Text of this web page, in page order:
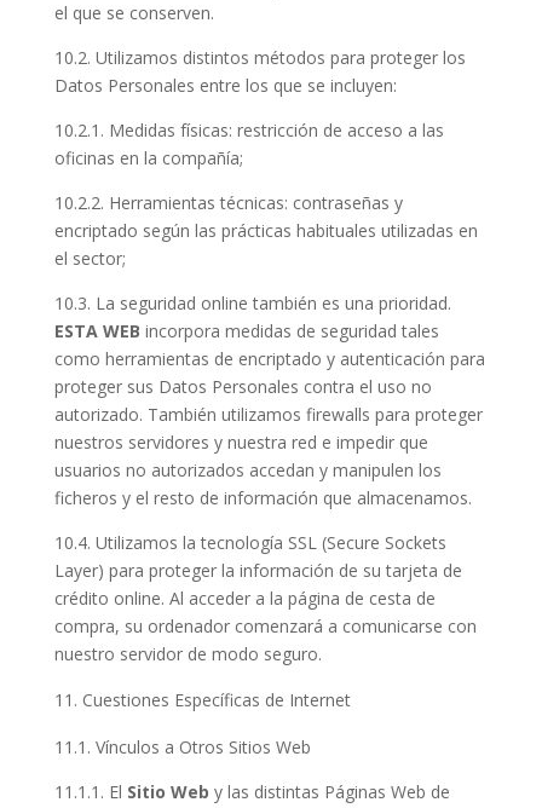
el que se conserven.
10.2. Utilizamos distintos métodos para proteger los
Datos Personales entre los que se incluyen:
10.2.1. Medidas físicas: restricción de acceso a las
oficinas en la compañía;
10.2.2. Herramientas técnicas: contraseñas y
encriptado según las prácticas habituales utilizadas en
el sector;
10.3. La seguridad online también es una prioridad.
ESTA WEB incorpora medidas de seguridad tales
como herramientas de encriptado y autenticación para
proteger sus Datos Personales contra el uso no
autorizado. También utilizamos firewalls para proteger
nuestros servidores y nuestra red e impedir que
usuarios no autorizados accedan y manipulen los
ficheros y el resto de información que almacenamos.
10.4. Utilizamos la tecnología SSL (Secure Sockets
Layer) para proteger la información de su tarjeta de
crédito online. Al acceder a la página de cesta de
compra, su ordenador comenzará a comunicarse con
nuestro servidor de modo seguro.
Cuestiones Específicas de Internet
11.1. Vínculos a Otros Sitios Web
11.1.1. El Sitio Web y las distintas Páginas Web de